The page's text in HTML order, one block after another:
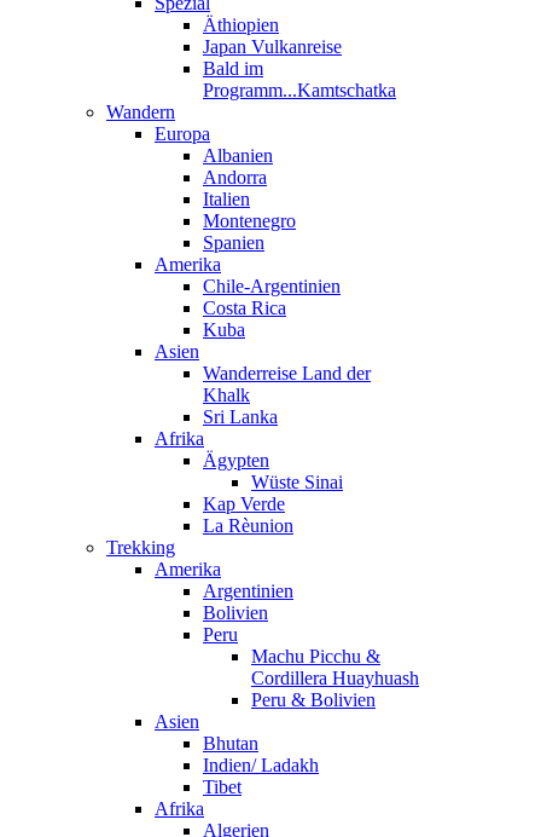
Äthiopien
Japan Vulkanreise
Bald im
Programm...Kamtschatka
Wandern
Europa
Albanien
Andorra
Italien
Montenegro
Spanien
Amerika
Chile-Argentinien
Costa Rica
Kuba
Asien
Wanderreise Land der
Khalk
Sri Lanka
Afrika
Ägypten
Wüste Sinai
Kap Verde
La Rèunion
Trekking
Amerika
Argentinien
Bolivien
Peru
Machu Picchu &
Cordillera Huayhuash
Peru & Bolivien
Asien
Bhutan
Indien/ Ladakh
Tibet
Afrika
Algerien